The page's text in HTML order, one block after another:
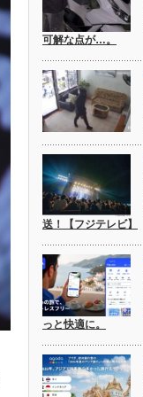
可解な点が…。
送！【フジテレビ】
っと快適に。